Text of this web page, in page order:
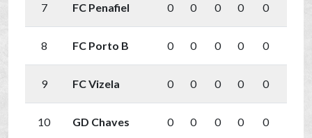
7 FC Penafiel 0 0 0 0 0
8 FC Porto B 0 0 0 0 0
9 FC Vizela 0 0 0 0 0
10 GD Chaves 0 0 0 0 0